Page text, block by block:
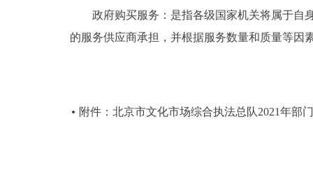
政府购买服务：是指各级国家机关将属于自身
的服务供应商承担，并根据服务数量和质量等因
附件：北京市文化市场综合执法总队2021年部